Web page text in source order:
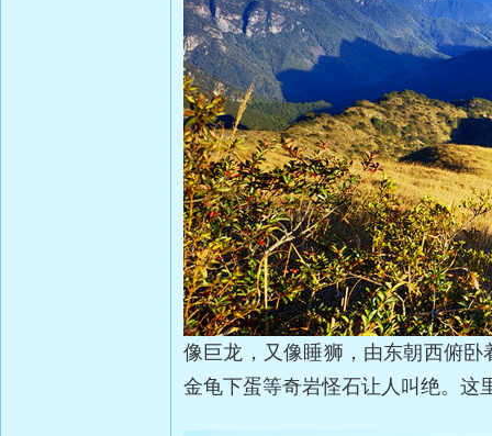
像巨龙，又像睡狮，由东朝西俯
金龟下蛋等奇岩怪石让人叫绝。这